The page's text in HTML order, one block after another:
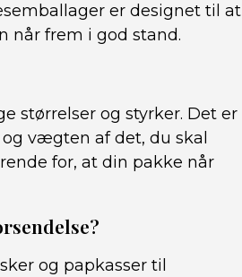
er designet til at
når frem i god stand.
størrelser og styrker. Det er
vægten af det, du skal
for, at din pakke når
og papkasser til